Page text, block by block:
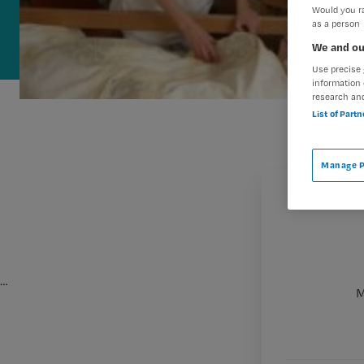
…
Would you
as a person
We and
Use
information
research
List of
Manage